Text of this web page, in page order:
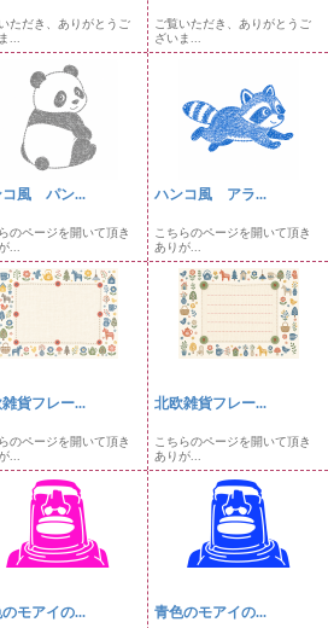
ただき、ありがとうご
...
ご覧いただき、ありがとうご
ざいま...
コ風 パン...
のページを開いて頂き
...
ハンコ風 アラ...
こちらのページを開いて頂き
ありが...
貨フレー...
のページを開いて頂き
...
北欧雑貨フレー...
こちらのページを開いて頂き
ありが...
モアイの... 青色のモアイの...